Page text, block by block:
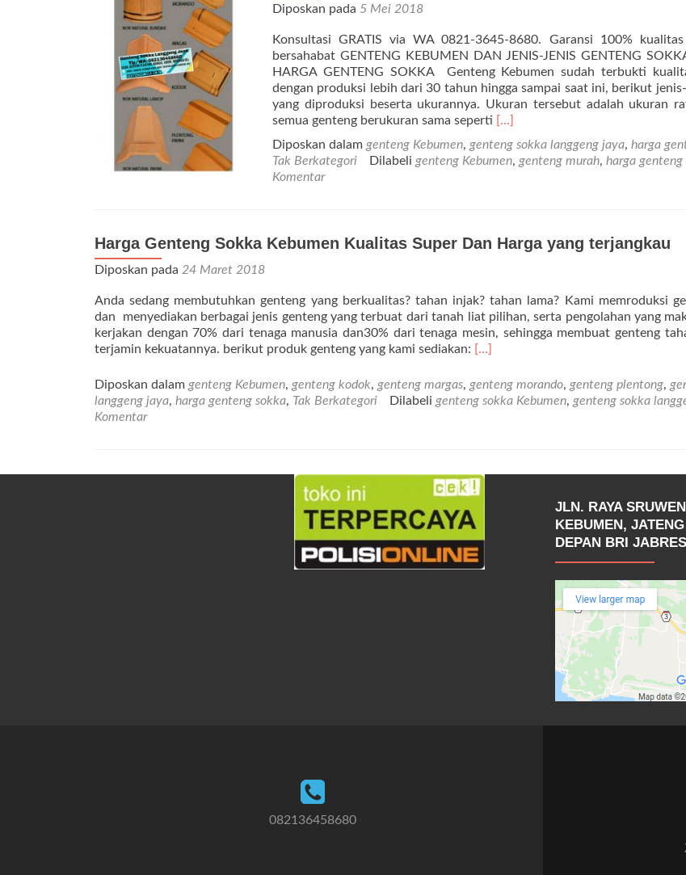
Diposkan pada 5 Mei 2018
Konsultasi GRATIS via WA 0821-3645-8680. Garansi 100%
bersahabat GENTENG KEBUMEN DAN JENIS-JENIS GENTENG
HARGA GENTENG SOKKA Genteng Kebumen sudah terbukti
dengan produksi lebih dari 30 tahun hingga sampai saat ini, berikut
yang diproduksi beserta ukurannya. Ukuran tersebut adalah ukuran
semua genteng berukuran sama seperti Selengkapnya
Kebumen,
Jenis
Sokka,
[…]
Diposkan dalam genteng Kebumen, genteng sokka langgeng jaya, harga
Tak Berkategori
Dilabeli genteng Kebumen, genteng murah, harga genteng
Komentar
Harga Genteng Sokka Kebumen Kualitas Super Dan Harga yang terjangkau
Diposkan pada 24 Maret 2018
Anda sedang membutuhkan genteng yang berkualitas? tahan injak? tahan lama? Kami memroduksi
dan menyediakan berbagai jenis genteng yang terbuat dari tanah liat pilihan, serta pengolahan yang
kerjakan dengan 70% dari tenaga manusia dan30% dari tenaga mesin, sehingga membuat genteng
terjamin kekuatannya. berikut produk genteng yang kami sediakan: Selengkapnya
Genteng
Sokka
Harga
yang
terjangkau
[…]
Diposkan dalam genteng Kebumen, genteng kodok, genteng margas, genteng morando, genteng plentong,
langgeng jaya, harga genteng sokka, Tak Berkategori Dilabeli genteng sokka Kebumen, genteng sokka
Komentar
JLN. RAYA
KEBUMEN,
DEPAN BRI JABRES
082136458680